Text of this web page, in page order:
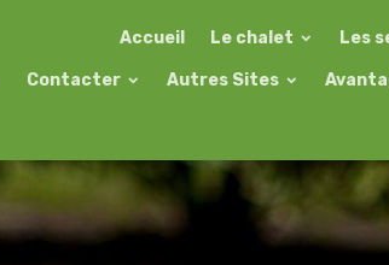
Accueil Le chalet Les
Contacter Autres Sites